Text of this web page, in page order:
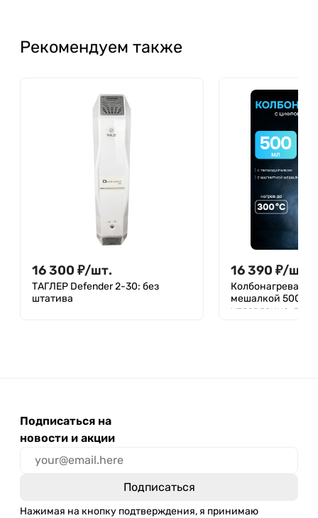
Рекомендуем также
16 300 ₽/шт.
ТАГЛЕР Defender 2-30: без
штатива
16 390 ₽/шт.
мешалкой 500
управление,
Подписаться на
новости и акции
Нажимая на кнопку подтверждения, я принимаю